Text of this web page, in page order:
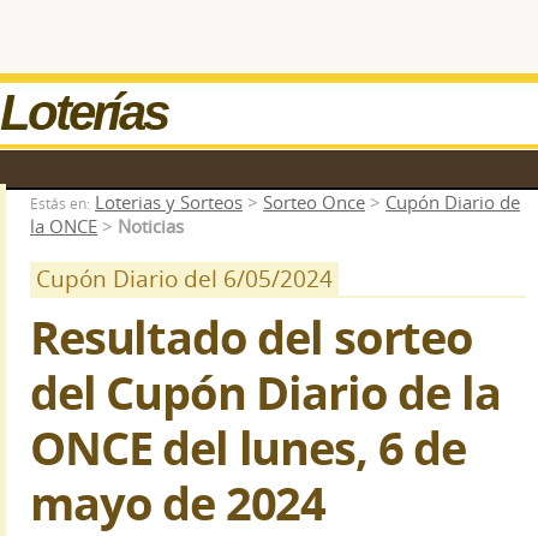
Loterías
Estás en: Loterias y Sorteos > Sorteo Once > Cupón Diario de
la ONCE > Noticias
Cupón Diario del 6/05/2024
Resultado del sorteo
del Cupón Diario de la
ONCE del lunes, 6 de
mayo de 2024